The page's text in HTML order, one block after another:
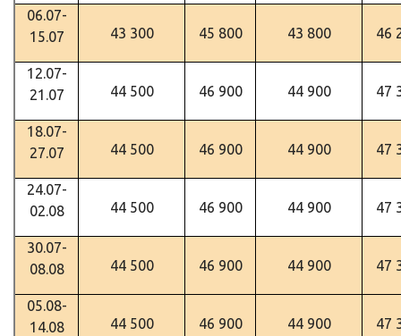
06.07-
15.07
43 300 45 800 43 800 46
12.07-
21.07
44 500 46 900 44 900 47
18.07-
27.07
44 500 46 900 44 900 47
24.07-
02.08
44 500 46 900 44 900 47
30.07-
08.08
44 500 46 900 44 900 47
05.08-
14.08
44 500 46 900 44 900 47